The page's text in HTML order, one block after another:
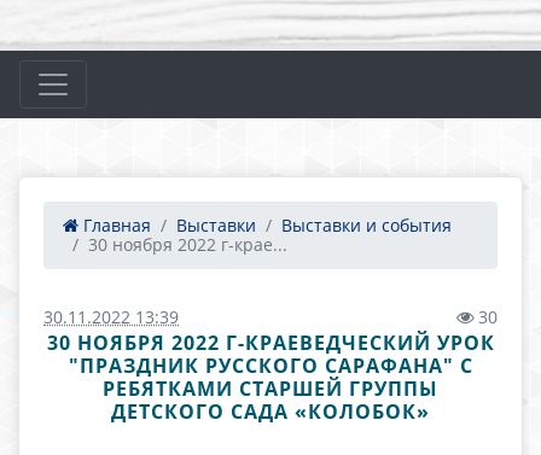
Главная Выставки
Выставки и события
30 ноября 2022 г-крае...
30.11.2022 13:39 30
30 НОЯБРЯ 2022 Г-КРАЕВЕДЧЕСКИЙ УРОК
"ПРАЗДНИК РУССКОГО САРАФАНА" С
РЕБЯТКАМИ СТАРШЕЙ ГРУППЫ
ДЕТСКОГО САДА «КОЛОБОК»